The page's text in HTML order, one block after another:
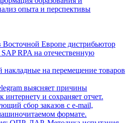
опыта и перспективы
Европе дистрибьютор
RPA на отечественную
на перемещение товаров
выясняет причины
интернету и сохраняет отчет.
сбор заказов с e-mail,
формате.